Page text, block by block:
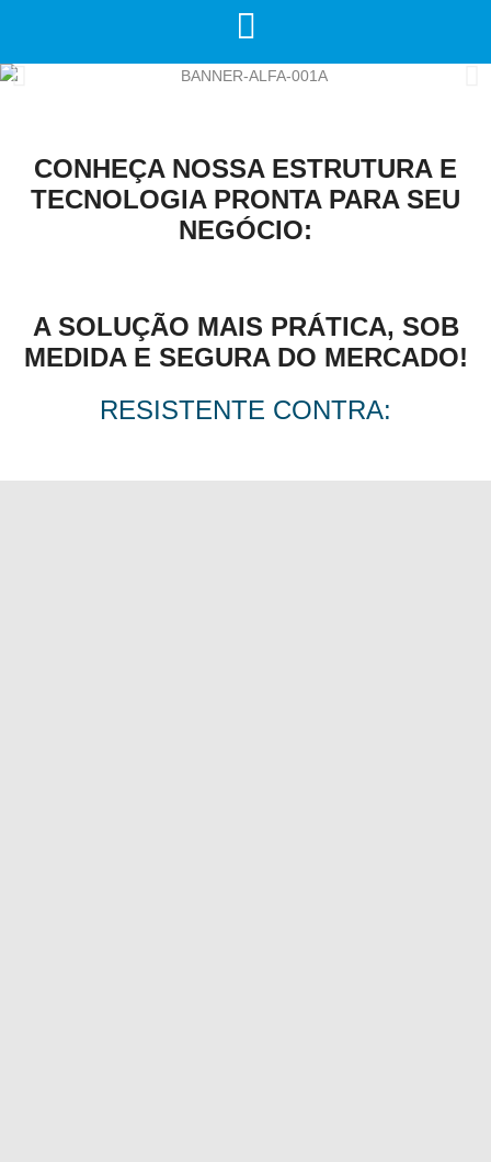
CONHEÇA NOSSA ESTRUTURA E
TECNOLOGIA PRONTA PARA SEU
NEGÓCIO:
A SOLUÇÃO MAIS PRÁTICA, SOB
MEDIDA E SEGURA DO MERCADO!
RESISTENTE CONTRA: